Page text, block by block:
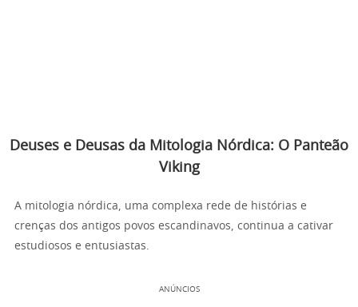
Deuses e Deusas da Mitologia Nórdica: O Panteão
Viking
A mitologia nórdica, uma complexa rede de histórias e
crenças dos antigos povos escandinavos, continua a cativar
estudiosos e entusiastas.
ANÚNCIOS